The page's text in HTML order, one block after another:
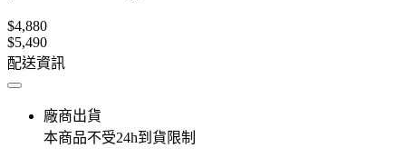
$4,880
$5,490
配送資訊
廠商出貨
本商品不受24h到貨限制